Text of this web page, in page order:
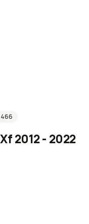
2012 - 2022